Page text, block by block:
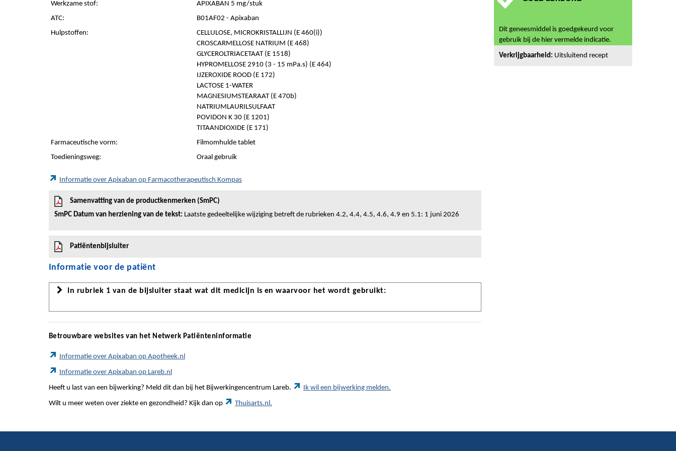
Werkzame stof:
APIXABAN 5 mg/stuk
ATC:
B01AF02 - Apixaban
Hulpstoffen:
CELLULOSE, MICROKRISTALLIJN (E 460(i))
CROSCARMELLOSE NATRIUM (E 468)
GLYCEROLTRIACETAAT (E 1518)
HYPROMELLOSE 2910 (3 - 15 mPa.s) (E 464)
IJZEROXIDE ROOD (E 172)
LACTOSE 1-WATER
MAGNESIUMSTEARAAT (E 470b)
NATRIUMLAURILSULFAAT
POVIDON K 30 (E 1201)
TITAANDIOXIDE (E 171)
Farmaceutische vorm:
Filmomhulde tablet
Toedieningsweg:
Oraal gebruik
Informatie over Apixaban op Farmacotherapeutisch Kompas
Samenvatting van de productkenmerken (SmPC)
SmPC Datum van herziening van de tekst: Laatste gedeeltelijke wijziging betreft de rubrieken 4.2, 4.4, 4.5, 4.6, 4.9 en 5.1: 1 juni 2026
Patiëntenbijsluiter
Informatie voor de patiënt
In rubriek 1 van de bijsluiter staat wat dit medicijn is en waarvoor het wordt gebruikt:
Betrouwbare websites van het Netwerk Patiënteninformatie
Informatie over Apixaban op Apotheek.nl
Informatie over Apixaban op Lareb.nl
Heeft u last van een bijwerking? Meld dit dan bij het Bijwerkingencentrum Lareb. Ik wil een bijwerking melden.
Wilt u meer weten over ziekte en gezondheid? Kijk dan op Thuisarts.nl.
Dit geneesmiddel is goedgekeurd voor
gebruik bij de hier vermelde indicatie.
Verkrijgbaarheid: Uitsluitend recept